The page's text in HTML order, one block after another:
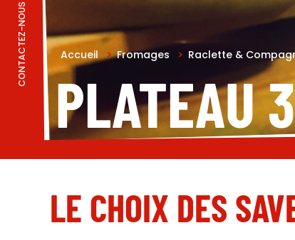
CONTACTEZ-NOUS Accueil > Fromages > Raclette &
PLATEAU
LE CHOIX DES